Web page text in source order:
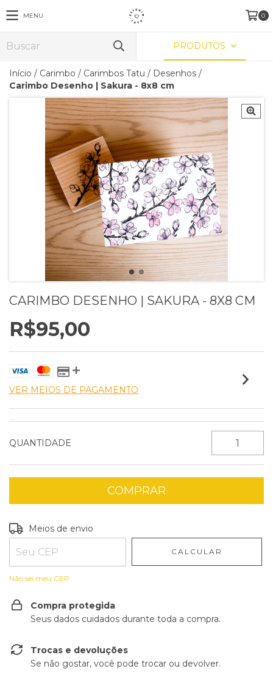
MENU 0
PRODUTOS
Início / Carimbo / Carimbos Tatu / Desenhos /
Carimbo Desenho | Sakura - 8x8 cm
CARIMBO DESENHO | SAKURA - 8X8 CM
R$95,00
VER MEIOS DE PAGAMENTO
QUANTIDADE
Entregas para o CEP:
Meios de envio
CALCULAR
Não sei meu CEP
Compra protegida
Seus dados cuidados durante toda a compra.
Trocas e devoluções
Se não gostar, você pode trocar ou devolver.